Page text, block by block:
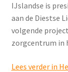
IJslandse is
aan de Diestse
volgende
zorgcentrum in
Lees verder in